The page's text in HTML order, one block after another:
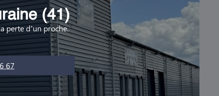
(41)
perte d’un proche.
67